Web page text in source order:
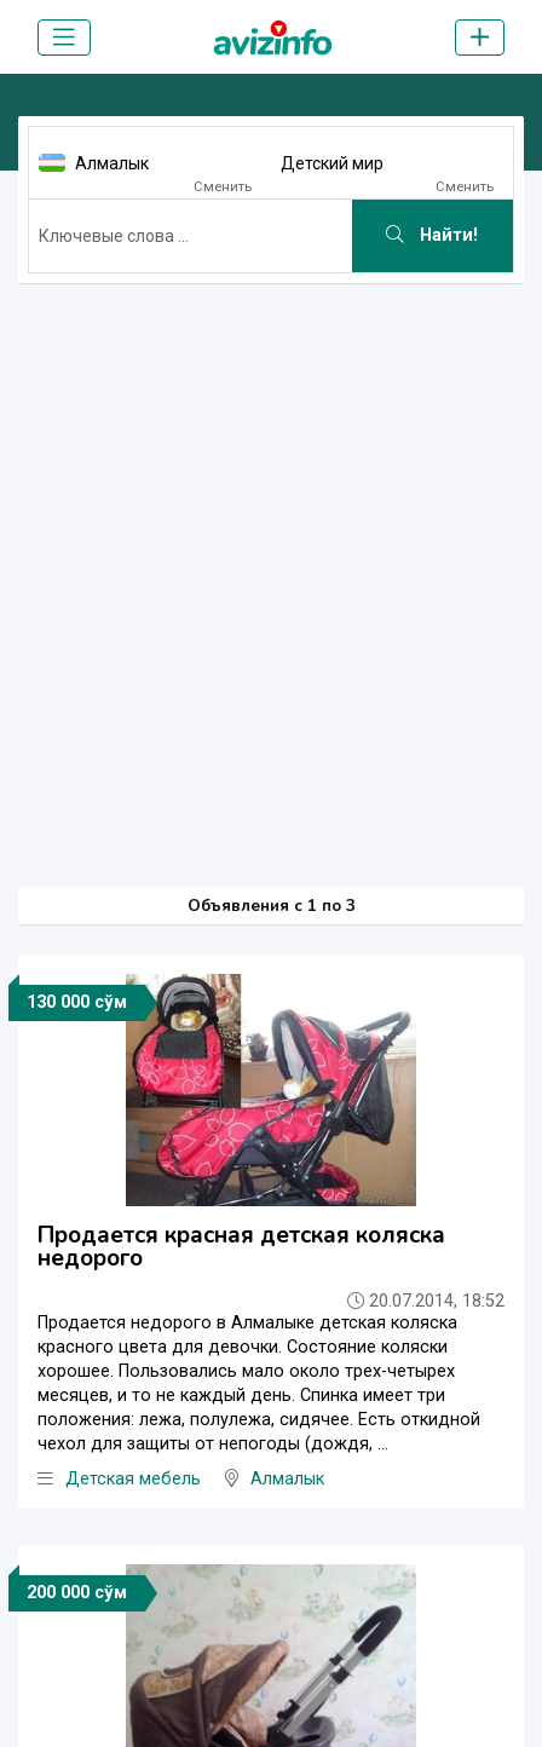
Алмалык
Сменить
Детский мир
Сменить
Найти!
Объявления c 1 по 3
130 000 сўм
Продается красная детская коляска
недорого
20.07.2014, 18:52
Продается недорого в Алмалыке детская коляска
красного цвета для девочки. Состояние коляски
хорошее. Пользовались мало около трех-четырех
месяцев, и то не каждый день. Спинка имеет три
положения: лежа, полулежа, сидячее. Есть откидной
чехол для защиты от непогоды (дождя, ...
Детская мебель
Алмалык
200 000 сўм